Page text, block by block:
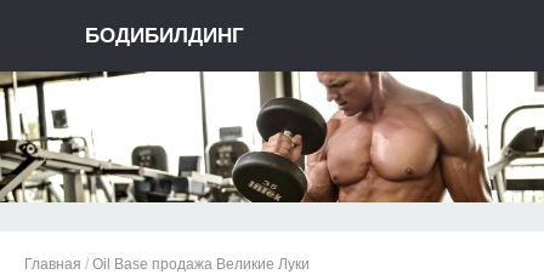
БОДИБИЛДИНГ
Главная / Oil Base продажа Великие Луки